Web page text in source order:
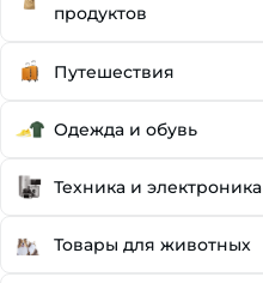
продуктов
Путешествия
Одежда и обувь
Техника и электроника
Товары для животных